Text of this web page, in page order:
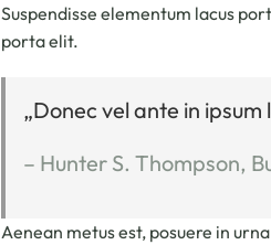
Suspendisse elementum lacus
porta elit.
„Donec vel ante in
– Hunter S. Thompson,
Aenean metus est, posuere in